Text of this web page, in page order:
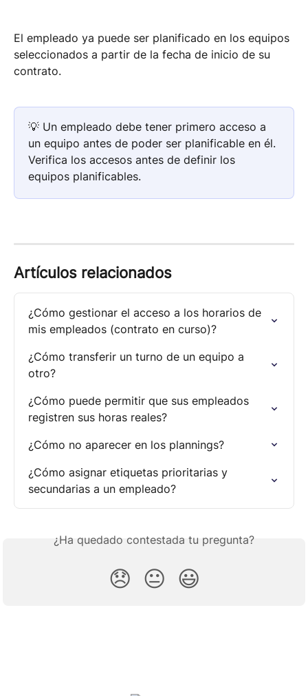
El empleado ya puede ser planificado en los equipos
seleccionados a partir de la fecha de inicio de su
contrato.
💡 Un empleado debe tener primero acceso a
un equipo antes de poder ser planificable en él.
Verifica los accesos antes de definir los
equipos planificables.
Artículos relacionados
¿Cómo gestionar el acceso a los horarios de
mis empleados (contrato en curso)?
¿Cómo transferir un turno de un equipo a
otro?
¿Cómo puede permitir que sus empleados
registren sus horas reales?
¿Cómo no aparecer en los plannings?
¿Cómo asignar etiquetas prioritarias y
secundarias a un empleado?
¿Ha quedado contestada tu pregunta?
😞 😐 😃